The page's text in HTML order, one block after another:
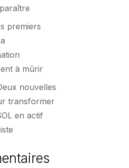
premiers
à mûrir
nouvelles
transformer
en actif